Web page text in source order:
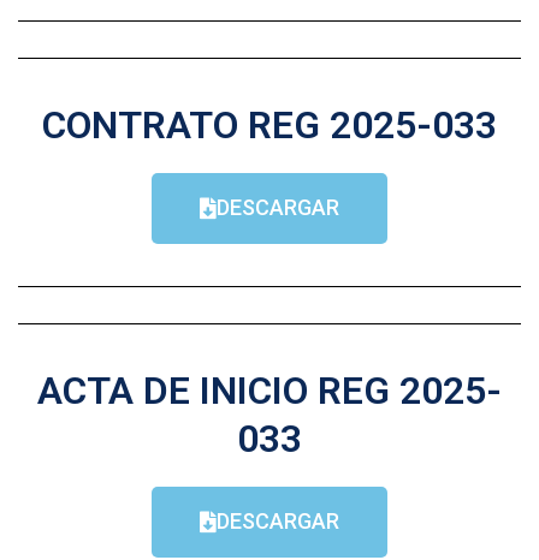
CONTRATO REG 2025-033
DESCARGAR
ACTA DE INICIO REG 2025-
033
DESCARGAR